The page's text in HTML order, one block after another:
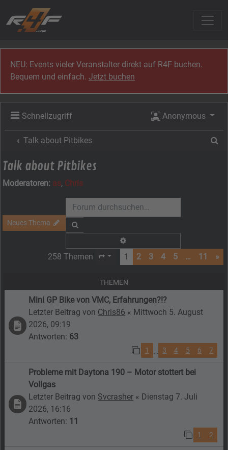
NEU: Events vieler Veranstalter direkt auf R4F buchen.
Bequem und einfach.Jetzt buchen
Schnellzugriff Anonymous
Talk about Pitbikes
Talk about Pitbikes
Moderatoren: as, Chris
Neues Thema
258 Themen Seite von11
1 2 3 4 5 … 11 »
THEMEN
Mini GP Bike von VMC, Erfahrungen?!?
Letzter Beitrag von Chris86 « Mittwoch 5. August
2026, 09:19
Antworten: 63
1 … 3 4 5 6 7
Probleme mit Daytona 190 – Motor stottert bei
Vollgas
Letzter Beitrag von Svcrasher « Dienstag 7. Juli
2026, 16:16
Antworten: 11
1 2